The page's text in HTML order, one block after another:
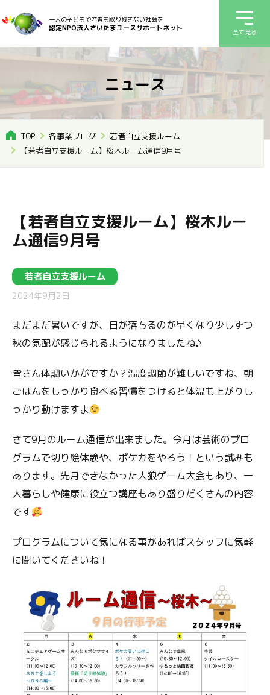
一人の子どもや若者も取り残さない社会を
認定NPO法人さいたまユースサポートネット 全て見る
ニュース
TOP 各事業ブログ
若者自立支援ルーム
【若者自立支援ルーム】桜木ルーム通信9月号
【若者自立支援ルーム】桜木ルー
ム通信9月号
若者自立支援ルーム
2024年9月2日
まだまだ暑いですが、日が落ちるのが早くなり少しずつ
秋の気配が感じられるようになりましたね♪
皆さん体調いかがですか？温度調節が難しいですね、朝
ごはんをしっかり食べる習慣をつけると体温も上がりし
っかり動けますよ
さて9月のルーム通信が出来ました。今月は芸術のプロ
グラムで切り絵体験や、ポケカをやろう！という試みも
あります。先月できなかった人狼ゲーム大会もあり、一
人暮らしや健康に役立つ講座もあり盛りだくさんの内容
です
プログラムについて気になる事があればスタッフに気軽
に聞いてくださいね！